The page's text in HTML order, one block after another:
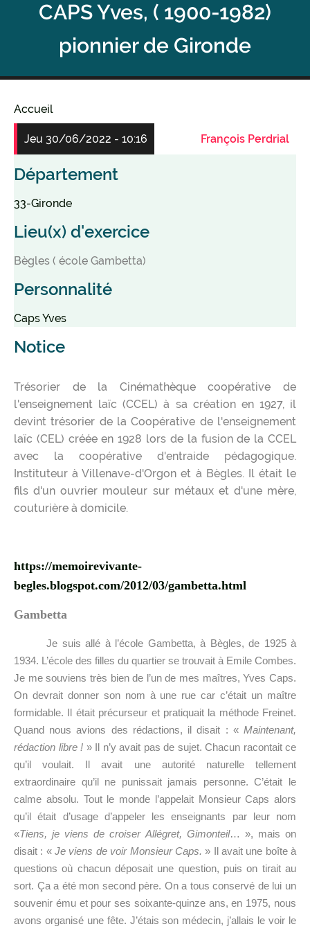
CAPS Yves, ( 1900-1982)
pionnier de Gironde
Fil
d'Ariane
Accueil
Jeu 30/06/2022 - 10:16 François Perdrial
Département
33-Gironde
Lieu(x) d'exercice
Bègles ( école Gambetta)
Personnalité
Caps Yves
Notice
Trésorier de la Cinémathèque coopérative de
l'enseignement laïc (CCEL) à sa création en 1927, il
devint trésorier de la Coopérative de l'enseignement
laïc (CEL) créée en 1928 lors de la fusion de la CCEL
avec la coopérative d'entraide pédagogique.
Instituteur à Villenave-d'Orgon et à Bègles. Il était le
fils d'un ouvrier mouleur sur métaux et d'une mère,
couturière à domicile.
https://memoirevivante-
begles.blogspot.com/2012/03/gambetta.html
Gambetta
Je suis allé à l’école Gambetta, à Bègles, de 1925 à
1934. L’école des filles du quartier se trouvait à Emile Combes.
Je me souviens très bien de l’un de mes maîtres, Yves Caps.
On devrait donner son nom à une rue car c’était un maître
formidable. Il était précurseur et pratiquait la méthode Freinet.
Quand nous avions des rédactions, il disait : « Maintenant,
rédaction libre ! » Il n’y avait pas de sujet. Chacun racontait ce
qu’il voulait. Il avait une autorité naturelle tellement
extraordinaire qu’il ne punissait jamais personne. C’était le
calme absolu. Tout le monde l’appelait Monsieur Caps alors
qu’il était d’usage d’appeler les enseignants par leur nom
«Tiens, je viens de croiser Allégret, Gimonteil… », mais on
disait : «Je viens de voir Monsieur Caps.» Il avait une boîte à
questions où chacun déposait une question, puis on tirait au
sort. Ça a été mon second père. On a tous conservé de lui un
souvenir ému et pour ses soixante-quinze ans, en 1975, nous
avons organisé une fête. J’étais son médecin, j’allais le voir le